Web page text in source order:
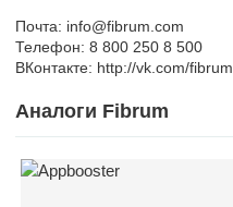
Почта: info@fibrum.com
Телефон: 8 800 250 8 500
ВКонтакте: http://vk.com/fibrum
Аналоги Fibrum